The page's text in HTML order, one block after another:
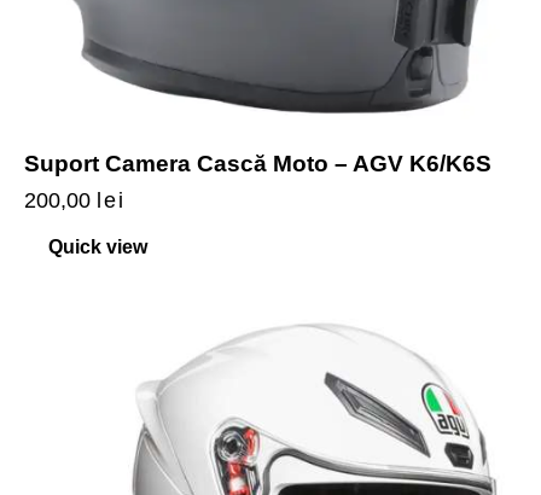
Suport Camera Cască Moto – AGV K6/K6S
200,00 lei
Quick view